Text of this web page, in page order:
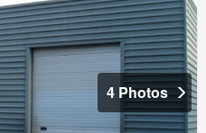
4 Photos